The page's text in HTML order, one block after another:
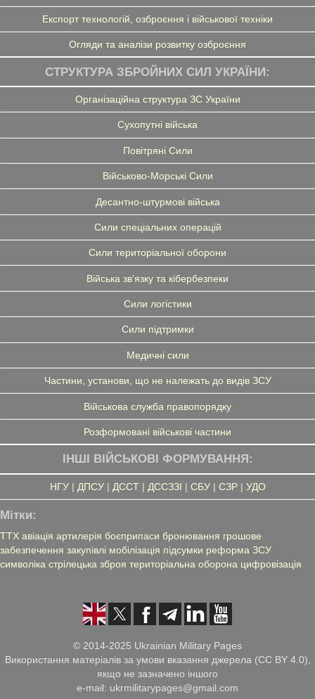
Експорт технологій, озброєння і військової техніки
Огляди та аналізи розвитку озброєння
СТРУКТУРА ЗБРОЙНИХ СИЛ УКРАЇНИ:
Організаційна структура ЗС України
Сухопутні війська
Повітряні Сили
Військово-Морські Сили
Десантно-штурмові війська
Сили спеціальних операцій
Сили територіальної оборони
Війська зв'язку та кібербезпеки
Сили логістики
Сили підтримки
Медичні сили
Частини, установи, що не належать до видів ЗСУ
Військова служба правопорядку
Розформовані військові частини
ІНШІ ВІЙСЬКОВІ ФОРМУВАННЯ:
НГУ| ДПСУ| ДССТ| ДССЗЗІ | СБУ| СЗР| УДО
Мітки:
ТТХ авіація артилерія боєприпаси бронювання грошове
забезпечення закупівлі мобілізація підсумки реформа ЗСУ
символіка стрілецька зброя територіальна оборона цифровізація
© 2014-2025 Ukrainian Military Pages
Використання матеріалів за умови вказання джерела (CC BY 4.0),
якщо не зазначено іншого
e-mail: ukrmilitarypages@gmail.com